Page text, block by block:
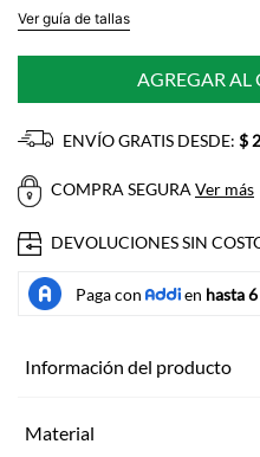
Ver guía de tallas
AGREGAR AL
ENVÍO GRATIS DESDE: $
COMPRA SEGURA Ver más
DEVOLUCIONES SIN
Información del producto
Material